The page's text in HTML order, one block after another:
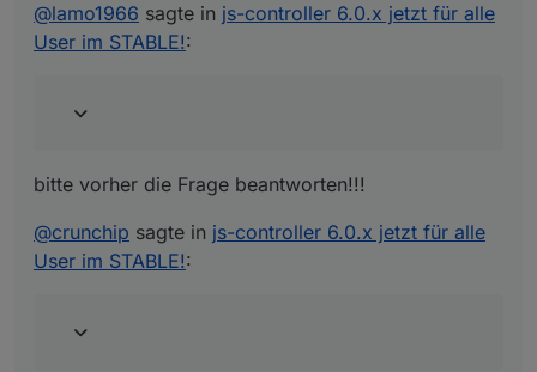
@crunchip sagte injs-controller 6.0.x jetzt für alle
User im STABLE!
@lamo1966 sagte in js-controller 6.0.x jetzt für alle
User im STABLE!:
bitte vorher die Frage beantworten!!!
@crunchip sagte in js-controller 6.0.x jetzt für alle
User im STABLE!: